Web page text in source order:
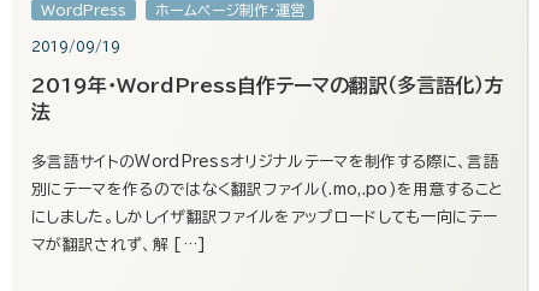
WordPress ホームページ制作・運営
2019/09/19
2019年・WordPress自作テーマの翻訳（多言語化）方
法
多言語サイトのWordPressオリジナルテーマを制作する際に、言語
別にテーマを作るのではなく翻訳ファイル(.mo,.po)を用意すること
にしました。しかしイザ翻訳ファイルをアップロードしても一向にテー
マが翻訳されず、解 […]